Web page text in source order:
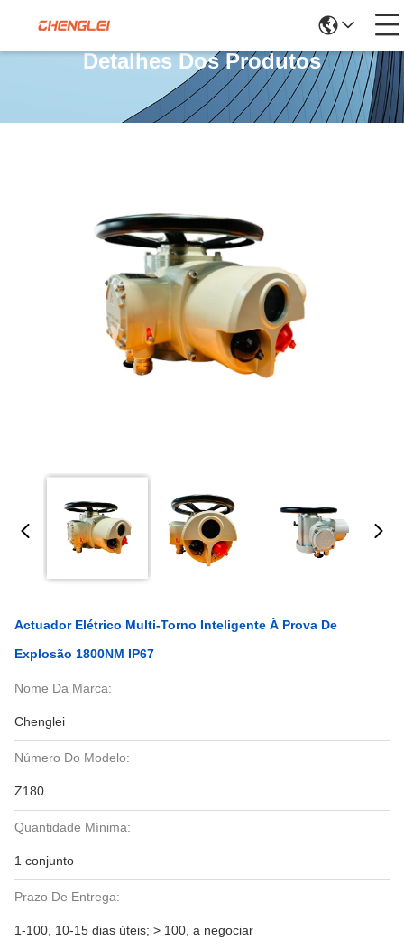
Detalhes Dos Produtos
Actuador Elétrico Multi-Torno Inteligente À Prova De
Explosão 1800NM IP67
Nome Da Marca:
Chenglei
Número Do Modelo:
Z180
Quantidade Mínima:
1 conjunto
Prazo De Entrega:
1-100, 10-15 dias úteis; > 100, a negociar